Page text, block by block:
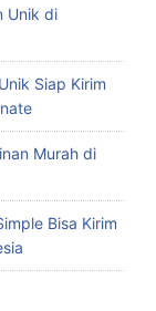
Unik di
Siap Kirim
Murah di
Bisa Kirim